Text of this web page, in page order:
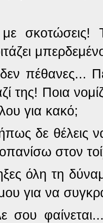
σκοτώσεις!
πέθανες...
της! Ποια
για κακό;
δε θέλεις
στον
όλη τη
για να
σου